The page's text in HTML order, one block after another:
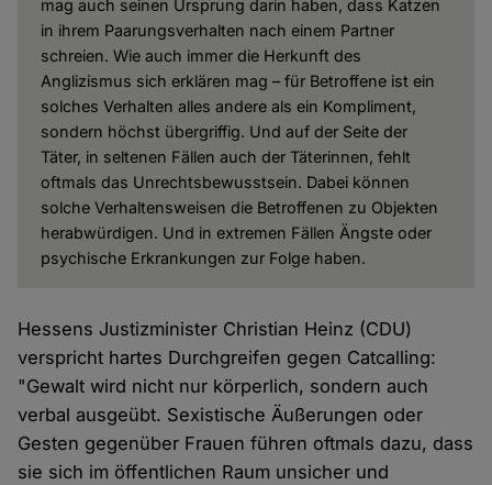
mag auch seinen Ursprung darin haben, dass Katzen
in ihrem Paarungsverhalten nach einem Partner
schreien. Wie auch immer die Herkunft des
Anglizismus sich erklären mag – für Betroffene ist ein
solches Verhalten alles andere als ein Kompliment,
sondern höchst übergriffig. Und auf der Seite der
Täter, in seltenen Fällen auch der Täterinnen, fehlt
oftmals das Unrechtsbewusstsein. Dabei können
solche Verhaltensweisen die Betroffenen zu Objekten
herabwürdigen. Und in extremen Fällen Ängste oder
psychische Erkrankungen zur Folge haben.
Hessens Justizminister Christian Heinz (CDU)
verspricht hartes Durchgreifen gegen Catcalling:
"Gewalt wird nicht nur körperlich, sondern auch
verbal ausgeübt. Sexistische Äußerungen oder
Gesten gegenüber Frauen führen oftmals dazu, dass
sie sich im öffentlichen Raum unsicher und